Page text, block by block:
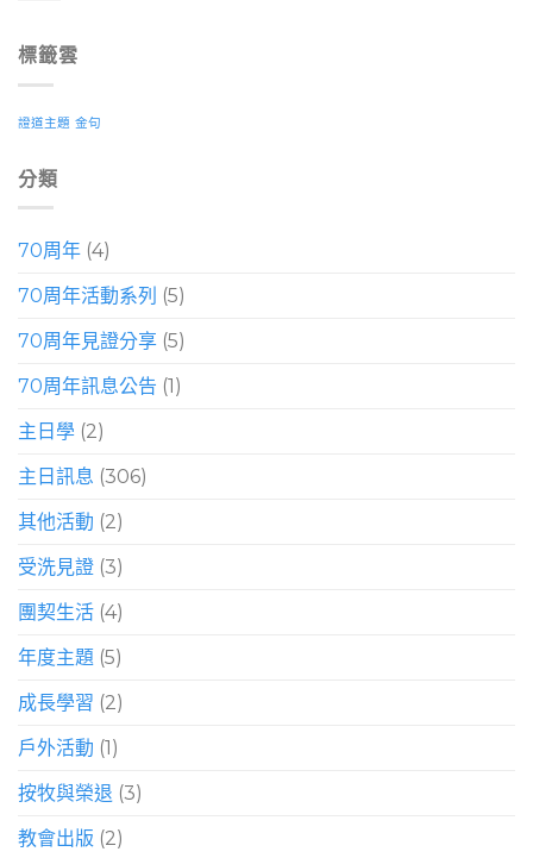
標籤雲
證道主題 金句
分類
70周年 (4)
70周年活動系列 (5)
70周年見證分享 (5)
70周年訊息公告 (1)
主日學 (2)
主日訊息 (306)
其他活動 (2)
受洗見證 (3)
團契生活 (4)
年度主題 (5)
成長學習 (2)
戶外活動 (1)
按牧與榮退 (3)
教會出版 (2)